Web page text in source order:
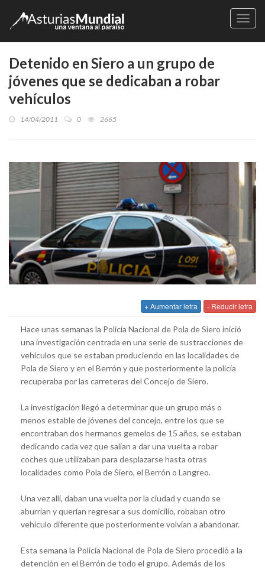
Detenido en Siero a un grupo de
jóvenes que se dedicaban a robar
vehículos
14/04/2011 0 2665
+ Aumentar letra - Reducir letra
Hace unas semanas la Policía Nacional de Pola de Siero inició
una investigación centrada en una serie de sustracciones de
vehículos que se estaban produciendo en las localidades de
Pola de Siero y en el Berrón y que posteriormente la policía
recuperaba por las carreteras del Concejo de Siero.
La investigación llegó a determinar que un grupo más o
menos estable de jóvenes del concejo, entre los que se
encontraban dos hermanos gemelos de 15 años, se estaban
dedicando cada vez que salían a dar una vuelta a robar
coches que utilizaban para desplazarse hasta otras
localidades como Pola de Siero, el Berrón o Langreo.
Una vez allí, daban una vuelta por la ciudad y cuando se
aburrían y querían regresar a sus domicilio, robaban otro
vehículo diferente que posteriormente volvían a abandonar.
Esta semana la Policía Nacional de Pola de Siero procedió a la
detención en el Berrón de todo el grupo. Además de los